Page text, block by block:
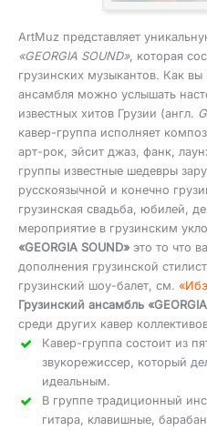
ArtMuz представляет
«GEORGIA SOUND», которая
грузинских музыкантов. Как
ансамбля можно услышать
известных хитов Грузии (англ.
кавер-группа исполняет
арт-рок, эйсит джаз, фанк,
группы известные шедевры
русскоязычной и конечно
грузинская свадьба, юбилей,
мероприятие в грузинским
«GEORGIA SOUND» это то что
дополнения грузинской
грузинский шоу-балет, см.
Грузинский ансамбль
среди других кавер
Кавер-группа состоит из
звукорежиссер, который
идеальным.
В группе традиционный
гитара, клавишные,